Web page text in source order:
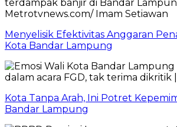
Menyelisik Efektivitas Anggaran
Kota Bandar Lampung
Kota Tanpa Arah, Ini Potret
Bandar Lampung